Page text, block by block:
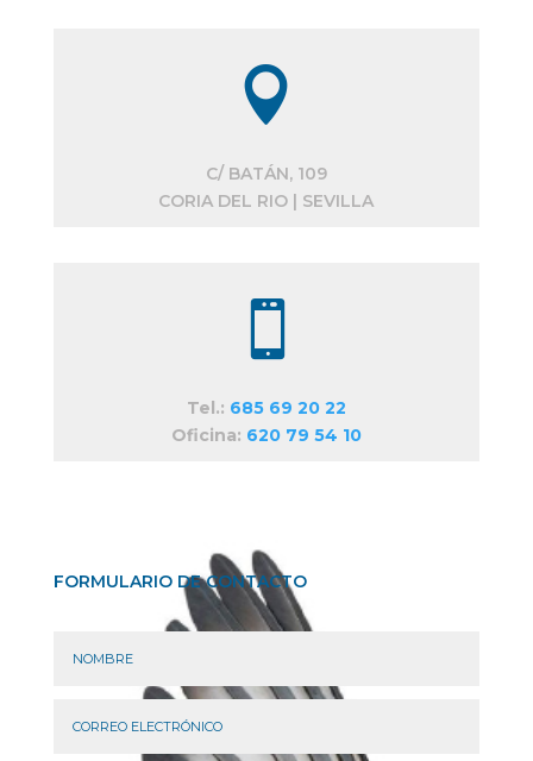

C/ BATÁN, 109
CORIA DEL RIO | SEVILLA

Tel.: 685 69 20 22
Oficina: 620 79 54 10
FORMULARIO DE CONTACTO